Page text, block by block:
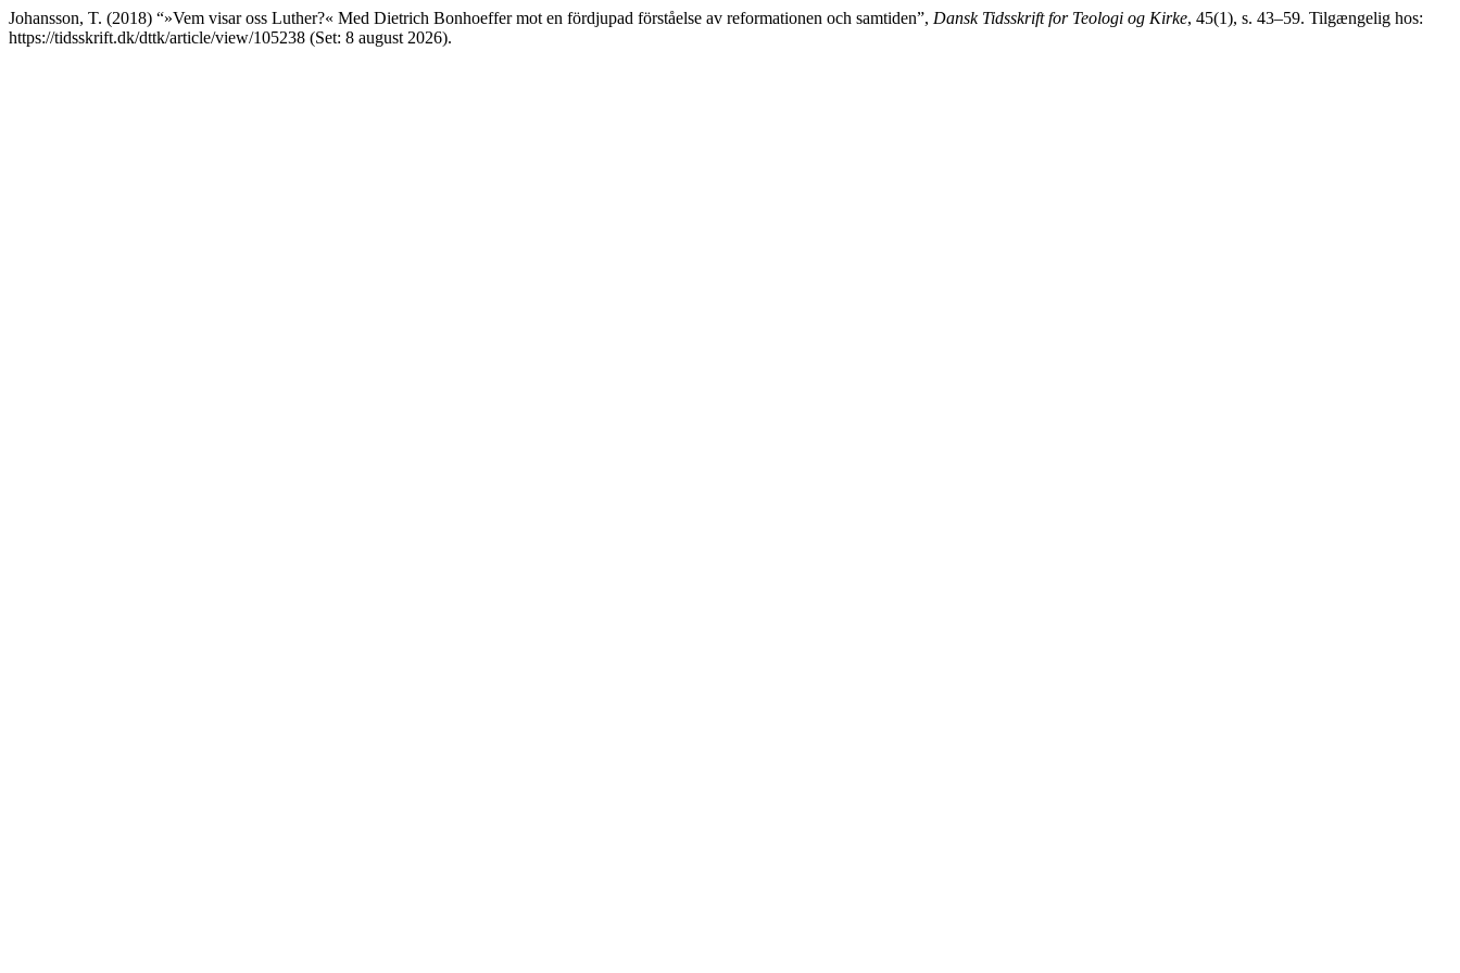
Johansson, T. (2018) “»Vem visar oss Luther?« Med Dietrich Bonhoeffer mot en fördjupad förståelse av reformationen och samtiden”, Dansk Tidsskrift for Teologi og Kirke, 45(1), s. 43–59. Tilgængelig hos:
https://tidsskrift.dk/dttk/article/view/105238 (Set: 8 august 2026).